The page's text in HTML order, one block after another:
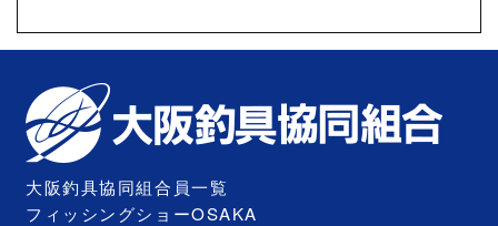
大阪釣具協同組合員一覧
フィッシングショーOSAKA